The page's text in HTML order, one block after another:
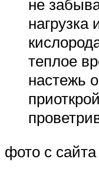
не
нагрузка
теплое
настежь
фото с